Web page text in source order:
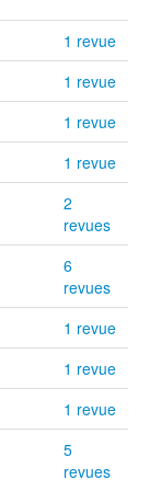
1 revue
1 revue
1 revue
1 revue
2
revues
6
revues
1 revue
1 revue
1 revue
5
revues